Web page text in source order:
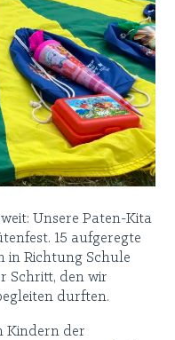
Unsere Paten-Kita
15 aufgeregte
in Richtung Schule
Schritt, den wir
durften.
Kindern der